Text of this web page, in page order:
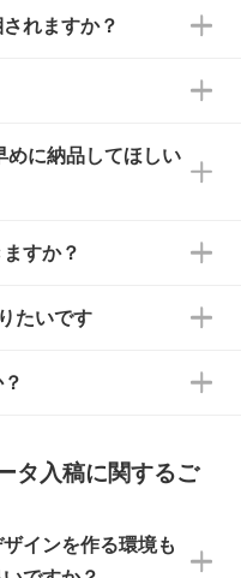
おりますが、自
いに対応可能で
委員会や個人様
同様の条件でご
お気軽にご相談
れますか？
ただいた場合の
ル添付でお送りし
関する備考欄』
から約2週間～2
出荷いたしま
さい。
ただくと、おおよ
めに納品してほしい
問い合わせ・お
なります。各商
すか？
注文確定のご連
ください。
たいです
ージにある商品
ーパックなど)
袋に入っていま
)
ていない状態で
。なお、海外への
ので予めご了承く
タ入稿に関するご
インを作る環境も